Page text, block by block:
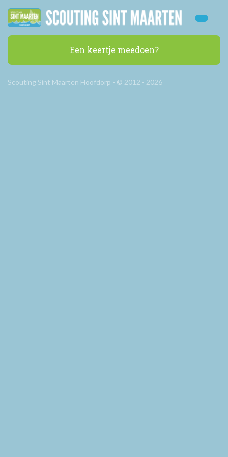
Een keertje meedoen?
Scouting Sint Maarten Hoofdorp - © 2012 - 2026